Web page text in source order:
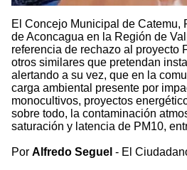
El Concejo Municipal de Catemu,
de Aconcagua en la Región de
referencia de rechazo al proyecto
otros similares que pretendan
alertando a su vez, que en la
carga ambiental presente por
monocultivos, proyectos
sobre todo, la contaminación
saturación y latencia de PM10,
Por Alfredo Seguel - El